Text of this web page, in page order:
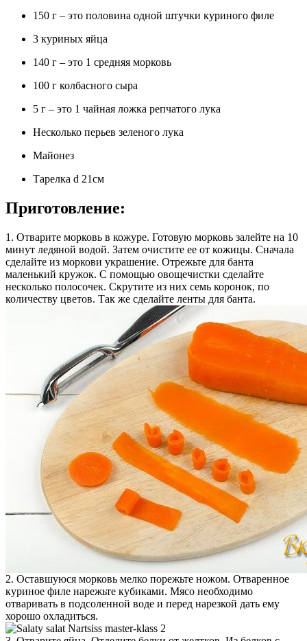
150 г – это половина одной штучки куриного филе
3 куриных яйца
140 г – это 1 средняя морковь
100 г колбасного сыра
5 г – это 1 чайная ложка репчатого лука
Несколько перьев зеленого лука
Майонез
Тарелка d 21см
Приготовление:
1. Отварите морковь в кожуре. Готовую морковь залейте на 10
минут ледяной водой. Затем очистите ее от кожицы. Сначала
сделайте из моркови украшение. Отрежьте для банта
маленький кружок. С помощью овощечистки сделайте
несколько полосочек. Скрутите из них семь коронок, по
количеству цветов. Так же сделайте ленты для банта.
2. Оставшуюся морковь мелко порежьте ножом. Отваренное
куриное филе нарежьте кубиками. Мясо необходимо
отваривать в подсоленной воде и перед нарезкой дать ему
хорошо охладиться.